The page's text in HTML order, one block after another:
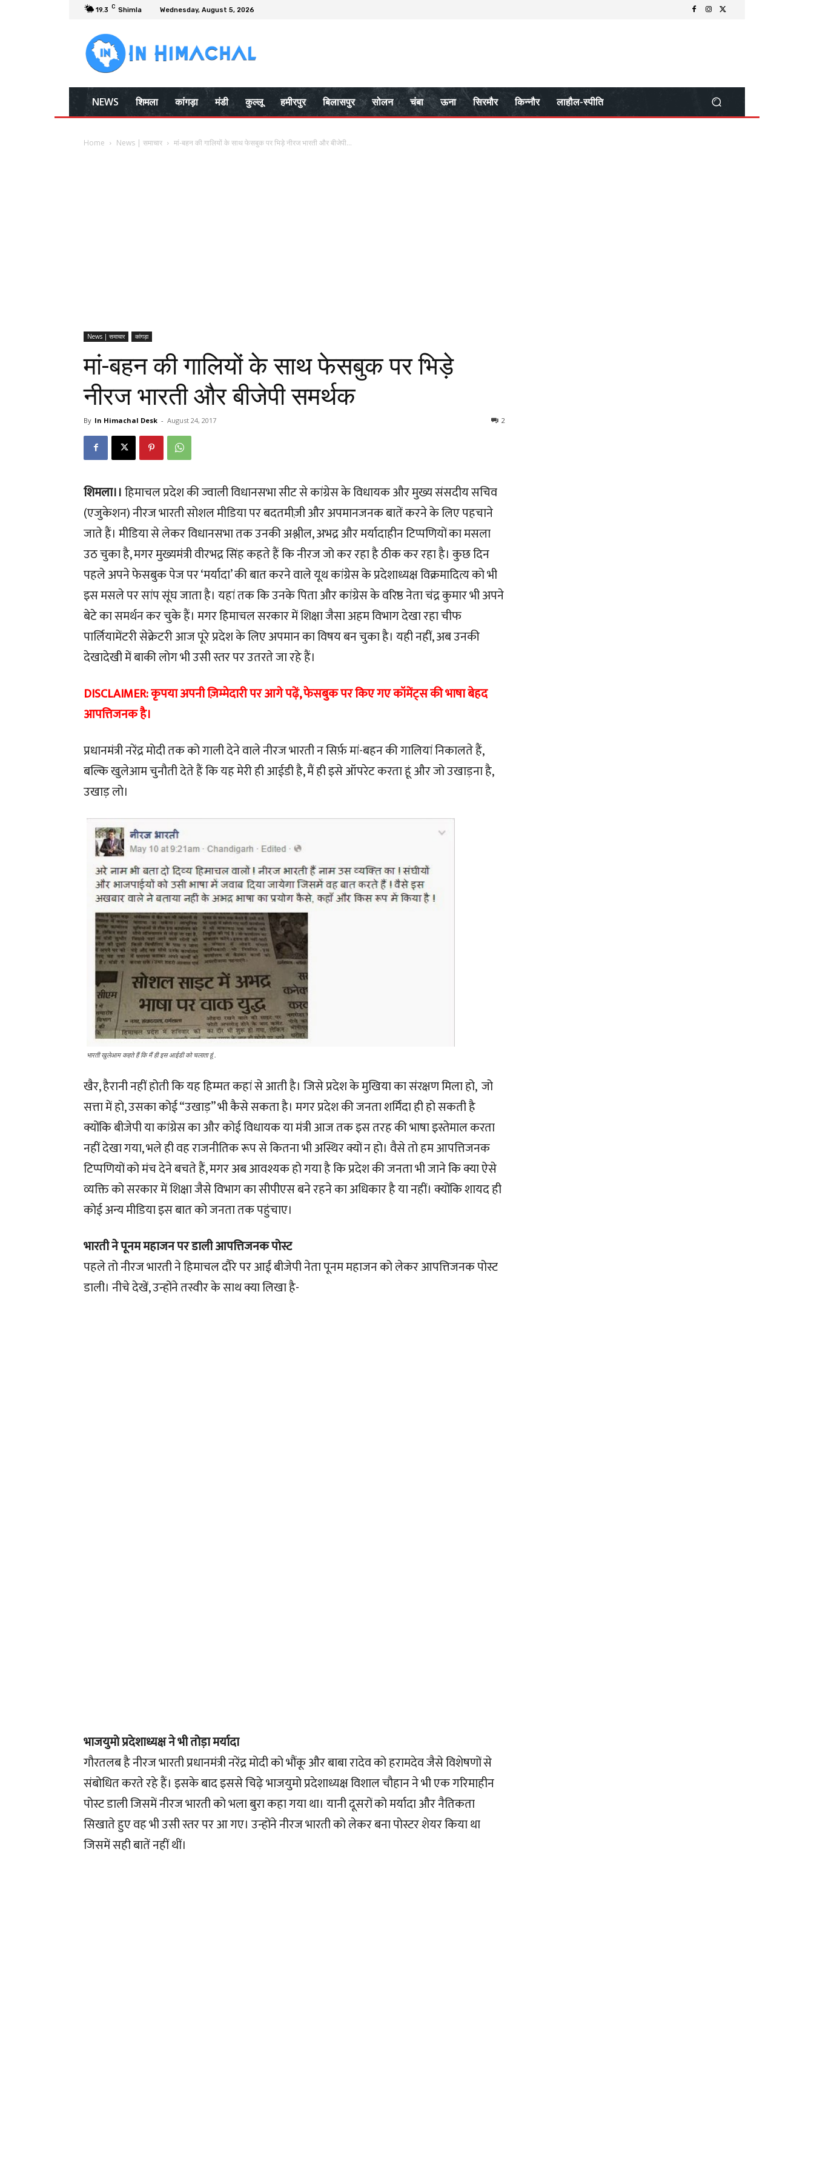
19.3 C Shimla Wednesday, August 5, 2026
NEWS शिमला कांगड़ा मंडी कुल्लू हमीरपुर बिलासपुर सोलन चंबा ऊना सिरमौर किन्नौर लाहौल-स्पीति
Home News | समाचार मां-बहन की गालियों के साथ फेसबुक पर भिड़े नीरज भारती और बीजेपी...
News | समाचार कांगड़ा
मां-बहन की गालियों के साथ फेसबुक पर भिड़े
नीरज भारती और बीजेपी समर्थक
By In Himachal Desk - August 24, 2017 2
शिमला।।हिमाचल प्रदेश की ज्वाली विधानसभा सीट से कांग्रेस के विधायक और मुख्य संसदीय सचिव
(एजुकेशन) नीरज भारती सोशल मीडिया पर बदतमीज़ी और अपमानजनक बातें करने के लिए पहचाने
जाते हैं। मीडिया से लेकर विधानसभा तक उनकी अश्लील, अभद्र और मर्यादाहीन टिप्पणियों का मसला
उठ चुका है, मगर मुख्यमंत्री वीरभद्र सिंह कहते हैं कि नीरज जो कर रहा है ठीक कर रहा है। कुछ दिन
पहले अपने फेसबुक पेज पर ‘मर्यादा’ की बात करने वाले यूथ कांग्रेस के प्रदेशाध्यक्ष विक्रमादित्य को भी
इस मसले पर सांप सूंघ जाता है। यहां तक कि उनके पिता और कांग्रेस के वरिष्ठ नेता चंद्र कुमार भी अपने
बेटे का समर्थन कर चुके हैं। मगर हिमाचल सरकार में शिक्षा जैसा अहम विभाग देखा रहा चीफ
पार्लियामेंटरी सेक्रेटरी आज पूरे प्रदेश के लिए अपमान का विषय बन चुका है। यही नहीं, अब उनकी
देखादेखी में बाकी लोग भी उसी स्तर पर उतरते जा रहे हैं।
DISCLAIMER: कृपया अपनी ज़िम्मेदारी पर आगे पढ़ें, फेसबुक पर किए गए कॉमेंट्स की भाषा बेहद
आपत्तिजनक है।
प्रधानमंत्री नरेंद्र मोदी तक को गाली देने वाले नीरज भारती न सिर्फ़ मां-बहन की गालियां निकालते हैं,
बल्कि खुलेआम चुनौती देते हैं कि यह मेरी ही आईडी है, मैं ही इसे ऑपरेट करता हूं और जो उखाड़ना है,
उखाड़ लो।
भारती खुलेआम कहते हैं कि मैं ही इस आईडी को चलाता हूं .
खैर, हैरानी नहीं होती कि यह हिम्मत कहां से आती है। जिसे प्रदेश के मुखिया का संरक्षण मिला हो, जो
सत्ता में हो, उसका कोई “उखाड़” भी कैसे सकता है। मगर प्रदेश की जनता शर्मिंदा ही हो सकती है
क्योंकि बीजेपी या कांग्रेस का और कोई विधायक या मंत्री आज तक इस तरह की भाषा इस्तेमाल करता
नहीं देखा गया, भले ही वह राजनीतिक रूप से कितना भी अस्थिर क्यों न हो। वैसे तो हम आपत्तिजनक
टिप्पणियों को मंच देने बचते हैं, मगर अब आवश्यक हो गया है कि प्रदेश की जनता भी जाने कि क्या ऐसे
व्यक्ति को सरकार में शिक्षा जैसे विभाग का सीपीएस बने रहने का अधिकार है या नहीं। क्योंकि शायद ही
कोई अन्य मीडिया इस बात को जनता तक पहुंचाए।
भारती ने पूनम महाजन पर डाली आपत्तिजनक पोस्ट
पहले तो नीरज भारती ने हिमाचल दौरे पर आईं बीजेपी नेता पूनम महाजन को लेकर आपत्तिजनक पोस्ट
डाली। नीचे देखें, उन्होंने तस्वीर के साथ क्या लिखा है-
भाजयुमो प्रदेशाध्यक्ष ने भी तोड़ा मर्यादा
गौरतलब है नीरज भारती प्रधानमंत्री नरेंद्र मोदी को भौंकू और बाबा रादेव को हरामदेव जैसे विशेषणों से
संबोधित करते रहे हैं। इसके बाद इससे चिढ़े भाजयुमो प्रदेशाध्यक्ष विशाल चौहान ने भी एक गरिमाहीन
पोस्ट डाली जिसमें नीरज भारती को भला बुरा कहा गया था। यानी दूसरों को मर्यादा और नैतिकता
सिखाते हुए वह भी उसी स्तर पर आ गए। उन्होंने नीरज भारती को लेकर बना पोस्टर शेयर किया था
जिसमें सही बातें नहीं थीं।